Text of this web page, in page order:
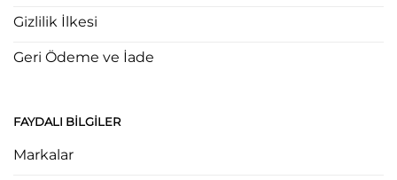
Gizlilik İlkesi
Geri Ödeme ve İade
FAYDALI BILGILER
Markalar